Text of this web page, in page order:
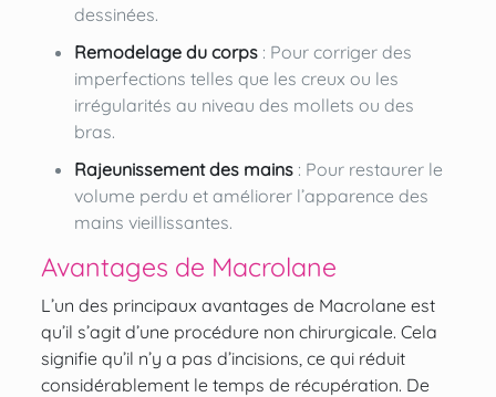
dessinées.
Remodelage du corps: Pour corriger des
imperfections telles que les creux ou les
irrégularités au niveau des mollets ou des
bras.
Rajeunissement des mains: Pour restaurer le
volume perdu et améliorer l’apparence des
mains vieillissantes.
Avantages de Macrolane
L’un des principaux avantages de Macrolane est
qu’il s’agit d’une procédure non chirurgicale. Cela
signifie qu’il n’y a pas d’incisions, ce qui réduit
considérablement le temps de récupération. De